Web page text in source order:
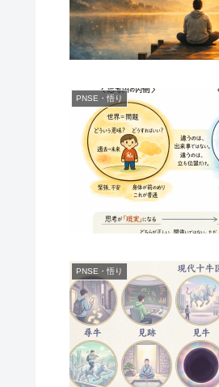
PNSE・悟り
PNSE・悟り